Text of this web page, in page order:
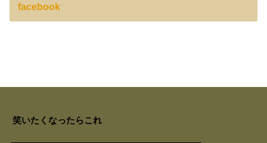
facebook
笑いたくなったらこれ